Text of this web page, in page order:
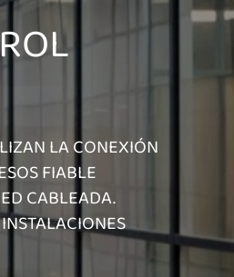
LA CONEXIÓN
FIABLE
CABLEADA.